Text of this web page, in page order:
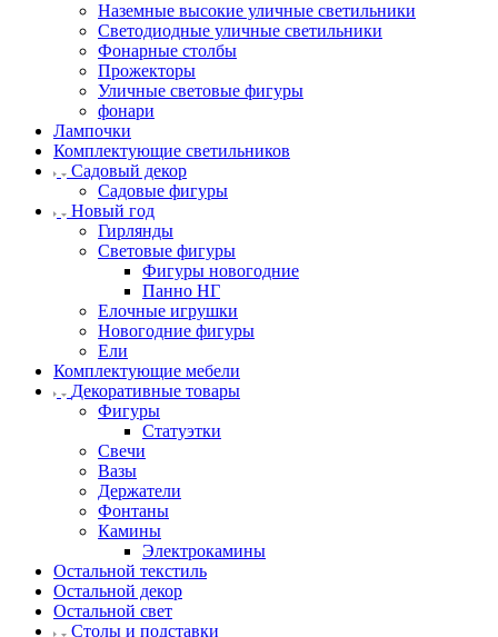
Наземные высокие уличные светильники
Светодиодные уличные светильники
Фонарные столбы
Прожекторы
Уличные световые фигуры
фонари
Лампочки
Комплектующие светильников
Садовый декор
Садовые фигуры
Новый год
Гирлянды
Световые фигуры
Фигуры новогодние
Панно НГ
Елочные игрушки
Новогодние фигуры
Ели
Комплектующие мебели
Декоративные товары
Фигуры
Статуэтки
Свечи
Вазы
Держатели
Фонтаны
Камины
Электрокамины
Остальной текстиль
Остальной декор
Остальной свет
Столы и подставки